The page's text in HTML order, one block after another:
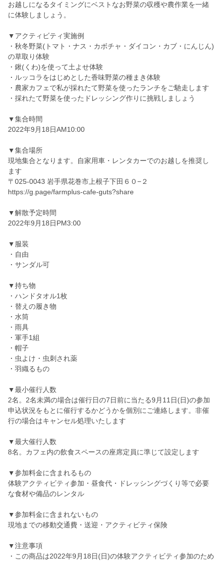
お越しになるタイミングにベストなお野菜の収穫や農作業を一緒
に体験しましょう。
▼アクティビティ実施例
・秋冬野菜(トマト・ナス・カボチャ・ダイコン・カブ・にんじん)
の草取り体験
・鍬(くわ)を使って土よせ体験
・ルッコラをはじめとした香味野菜の種まき体験
・農家カフェで私が採れたて野菜を使ったランチをご馳走します
・採れたて野菜を使ったドレッシング作りに挑戦しましょう
▼集合時間
2022年9月18日AM10:00
▼集合場所
現地集合となります。自家用車・レンタカーでのお越しを推奨し
ます
〒025-0043 岩手県花巻市上根子下田６０−２
https://g.page/farmplus-cafe-guts?share
▼解散予定時間
2022年9月18日PM3:00
▼服装
・自由
・サンダル可
▼持ち物
・ハンドタオル1枚
・替えの履き物
・水筒
・雨具
・軍手1組
・帽子
・虫よけ・虫刺され薬
・羽織るもの
▼最小催行人数
2名。2名未満の場合は催行日の7日前に当たる9月11日(日)の参加
申込状況をもとに催行するかどうかを個別にご連絡します。非催
行の場合はキャンセル処理いたします
▼最大催行人数
8名。カフェ内の飲食スペースの座席定員に準じて設定します
▼参加料金に含まれるもの
体験アクティビティ参加・昼食代・ドレッシングづくり等で必要
な食材や備品のレンタル
▼参加料金に含まれないもの
現地までの移動交通費・送迎・アクティビティ保険
▼注意事項
・この商品は2022年9月18日(日)の体験アクティビティ参加のため